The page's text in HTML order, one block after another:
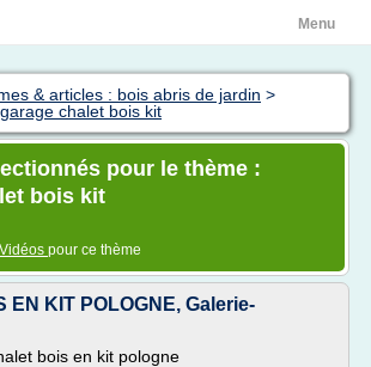
Menu
& articles : bois abris de jardin >
garage chalet bois kit
pour le thème :
bois kit
pour ce thème
EN KIT POLOGNE, Galerie-
bois en kit pologne